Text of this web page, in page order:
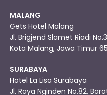
MALANG
Gets Hotel Malang
Jl. Brigjend Slamet Riadi
Kota Malang, Jawa Timur
SURABAYA
Hotel La Lisa Surabaya
Jl. Raya Nginden No.82,